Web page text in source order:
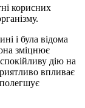
корисних
і була відома
зміцнює
дію на
впливає